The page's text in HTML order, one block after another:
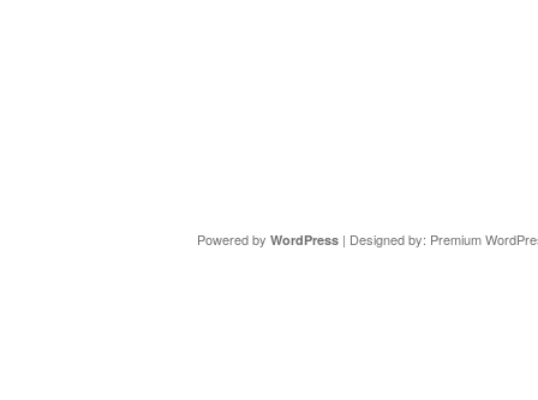
Powered by WordPress| Designed by: Premium